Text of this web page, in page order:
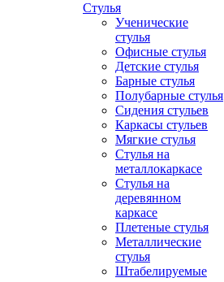
Стулья
Ученические
стулья
Офисные стулья
Детские стулья
Барные стулья
Полубарные стулья
Сидения стульев
Каркасы стульев
Мягкие стулья
Стулья на
металлокаркасе
Стулья на
деревянном
каркасе
Плетеные стулья
Металлические
стулья
Штабелируемые